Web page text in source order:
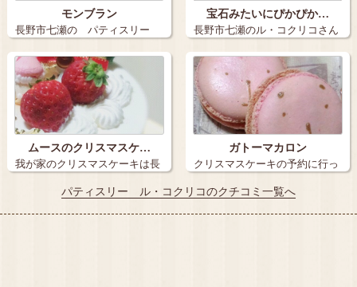
モンブラン
長野市七瀬の パティスリー
ル コクリコ…
宝石みたいにぴかぴか…
長野市七瀬のル・コクリコさん
で買ってきま…
ムースのクリスマスケ…
我が家のクリスマスケーキは長
野市七瀬のパ…
ガトーマカロン
クリスマスケーキの予約に行っ
パティスリー ル・コクリコのクチコミ一覧へ